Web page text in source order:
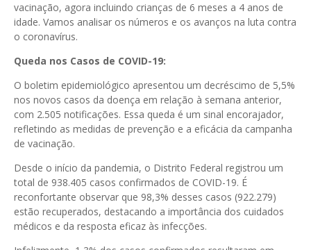
vacinação, agora incluindo crianças de 6 meses a 4 anos de
idade. Vamos analisar os números e os avanços na luta contra
o coronavírus.
Queda nos Casos de COVID-19:
O boletim epidemiológico apresentou um decréscimo de 5,5%
nos novos casos da doença em relação à semana anterior,
com 2.505 notificações. Essa queda é um sinal encorajador,
refletindo as medidas de prevenção e a eficácia da campanha
de vacinação.
Desde o início da pandemia, o Distrito Federal registrou um
total de 938.405 casos confirmados de COVID-19. É
reconfortante observar que 98,3% desses casos (922.279)
estão recuperados, destacando a importância dos cuidados
médicos e da resposta eficaz às infecções.